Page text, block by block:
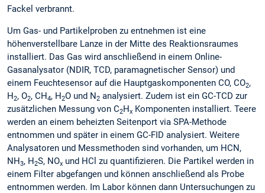
Fackel verbrannt.
Um Gas- und Partikelproben zu entnehmen ist eine
höhenverstellbare Lanze in der Mitte des Reaktionsraumes
installiert. Das Gas wird anschließend in einem Online-
Gasanalysator (NDIR, TCD, paramagnetischer Sensor) und
einem Feuchtesensor auf die Hauptgaskomponenten CO, CO2,
H2, O2, CH4, H2O und N2 analysiert. Zudem ist ein GC-TCD zur
zusätzlichen Messung von C2Hx Komponenten installiert. Teere
werden an einem beheizten Seitenport via SPA-Methode
entnommen und später in einem GC-FID analysiert. Weitere
Analysatoren und Messmethoden sind vorhanden, um HCN,
NH3, H2S, NOx und HCl zu quantifizieren. Die Partikel werden in
einem Filter abgefangen und können anschließend als Probe
entnommen werden. Im Labor können dann Untersuchungen zu